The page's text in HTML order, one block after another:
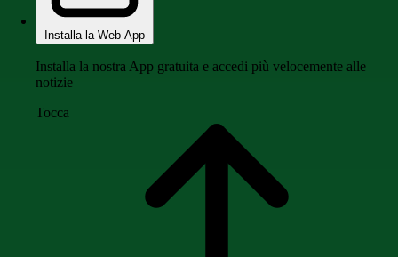
Installa la Web App
Installa la nostra App gratuita e accedi più velocemente alle
notizie
Tocca